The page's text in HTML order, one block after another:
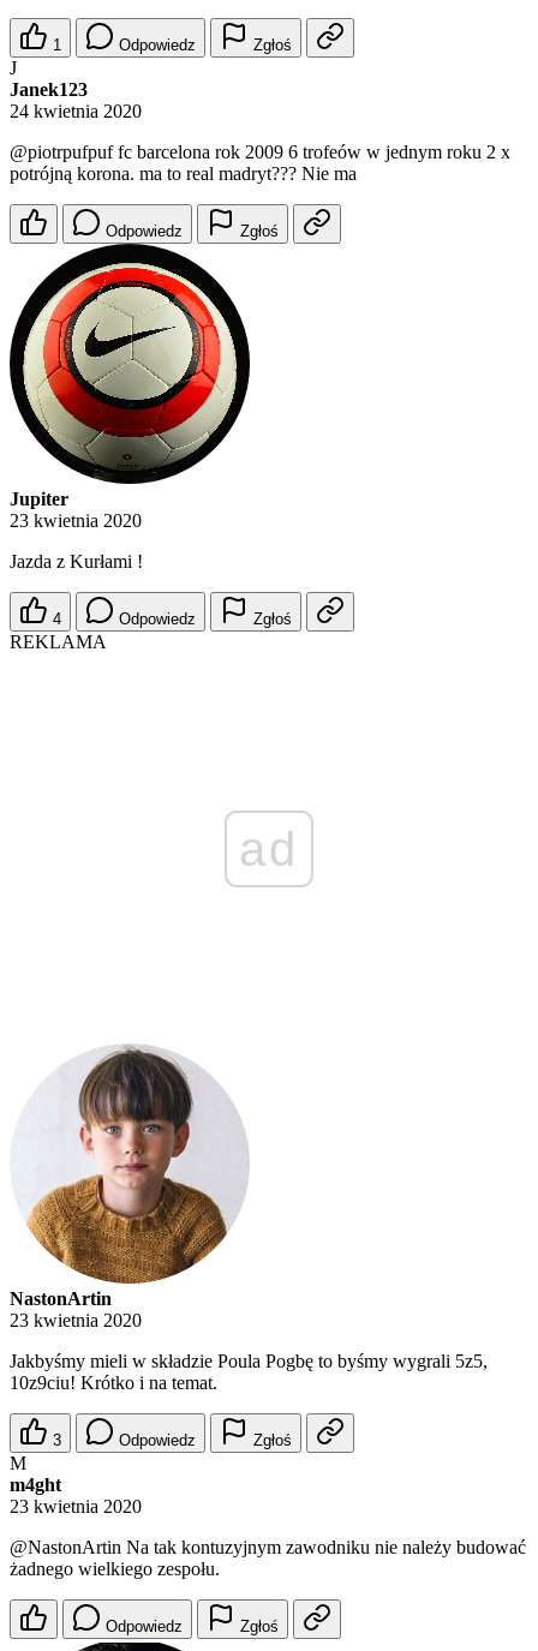
1 Odpowiedz Zgłoś
J
Janek123
24 kwietnia 2020
@piotrpufpuffc barcelona rok 2009 6 trofeów w jednym roku 2 x
potrójną korona. ma to real madryt??? Nie ma
Odpowiedz Zgłoś
Jupiter
23 kwietnia 2020
Jazda z Kurłami !
4 Odpowiedz Zgłoś
REKLAMA
ad
NastonArtin
23 kwietnia 2020
Jakbyśmy mieli w składzie Poula Pogbę to byśmy wygrali 5z5,
10z9ciu! Krótko i na temat.
3 Odpowiedz Zgłoś
M
m4ght
23 kwietnia 2020
@NastonArtin Na tak kontuzyjnym zawodniku nie należy budować
żadnego wielkiego zespołu.
Odpowiedz Zgłoś